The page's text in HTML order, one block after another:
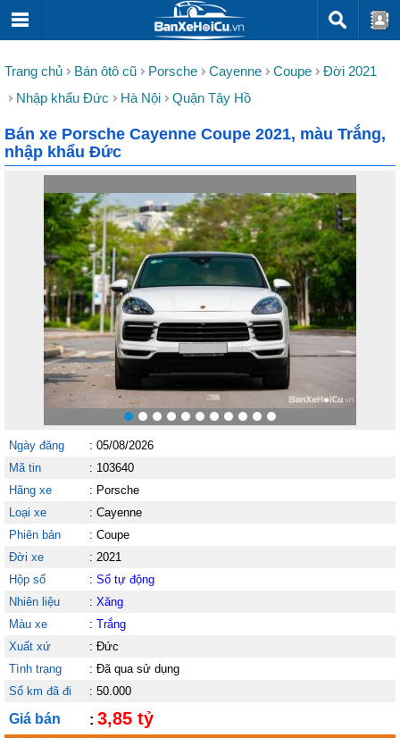
Trang chủ Bán ôtô cũ Porsche Cayenne Coupe
Đời 2021
Nhập khẩu Đức
Hà Nội Quận Tây Hồ
Bán xe Porsche Cayenne Coupe 2021, màu Trắng,
nhập khẩu Đức
Ngày đăng : 05/08/2026
Mã tin
: 103640
Hãng xe
: Porsche
Loại xe
: Cayenne
Phiên bản
: Coupe
Đời xe
: 2021
Hộp số
: Số tự động
Nhiên liệu
: Xăng
Màu xe
: Trắng
Xuất xứ
: Đức
Tình trạng
: Đã qua sử dụng
Số km đã đi
: 50.000
Giá bán : 3,85 tỷ